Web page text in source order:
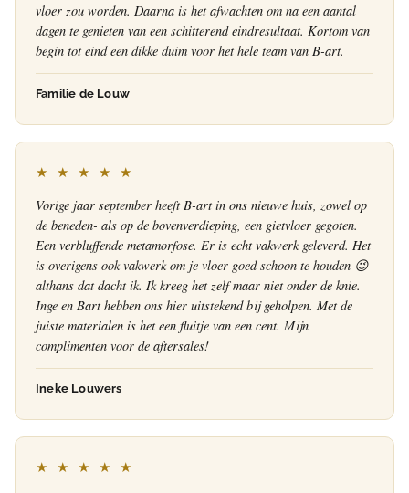
vloer zou worden. Daarna is het afwachten om na een aantal
dagen te genieten van een schitterend eindresultaat. Kortom van
begin tot eind een dikke duim voor het hele team van B-art.
Familie de Louw
★ ★ ★ ★ ★
Vorige jaar september heeft B-art in ons nieuwe huis, zowel op
de beneden- als op de bovenverdieping, een gietvloer gegoten.
Een verbluffende metamorfose. Er is echt vakwerk geleverd. Het
is overigens ook vakwerk om je vloer goed schoon te houden 😉
althans dat dacht ik. Ik kreeg het zelf maar niet onder de knie.
Inge en Bart hebben ons hier uitstekend bij geholpen. Met de
juiste materialen is het een fluitje van een cent. Mijn
complimenten voor de aftersales!
Ineke Louwers
★ ★ ★ ★ ★